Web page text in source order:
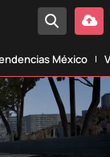
México